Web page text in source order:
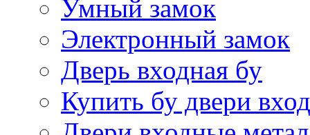
Умный замок
Электронный замок
Дверь входная бу
Купить бу двери